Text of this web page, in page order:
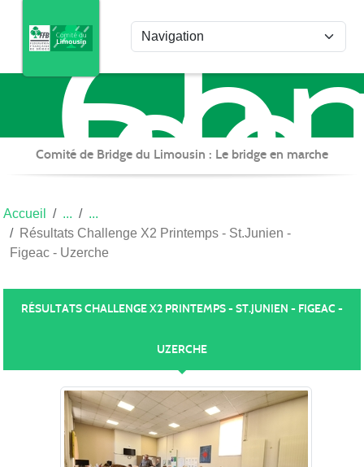
de
du
Comité de Bridge du Limousin : Le bridge en marche
Accueil
Résultats Challenge X2 Printemps - St.Junien -
Figeac - Uzerche
RÉSULTATS CHALLENGE X2 PRINTEMPS - ST.JUNIEN - FIGEAC -
UZERCHE